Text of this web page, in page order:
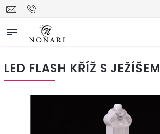
LED FLASH KŘÍŽ S JEŽÍŠEM